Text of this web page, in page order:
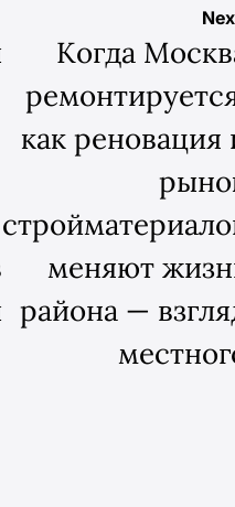
Когда
как реновация
меняют
района —